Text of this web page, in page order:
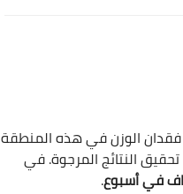
فقدان الوزن في هذه المنطقة
النتائج المرجوة. في
في أسبوع.